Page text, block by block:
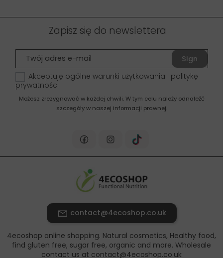
Zapisz się do newslettera
Sign
up
Akceptuję ogólne warunki użytkowania i politykę
prywatności
Możesz zrezygnować w każdej chwili. W tym celu należy odnaleźć
szczegóły w naszej informacji prawnej.
contact@4ecoshop.co.uk
4ecoshop online shopping. Natural cosmetics, Healthy food,
find gluten free, sugar free, organic and more. Wholesale
contact us at contact@4ecoshop.co.uk